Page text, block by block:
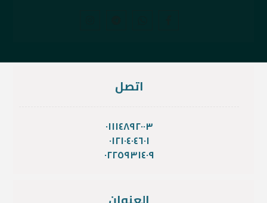
اتصل
٠١١١٤٨٩٢٠٠٣
٠١٢١٠٤٠٤٦٠١
٠٢٢٥٩٣١٤٠٩